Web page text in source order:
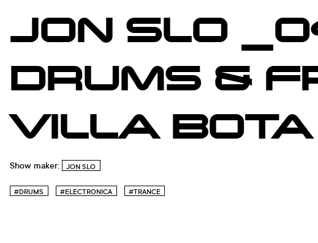
JON SLO
DRUMS &
VILLA BOTA
Show maker: JON SLO
#DRUMS #ELECTRONICA #TRANCE